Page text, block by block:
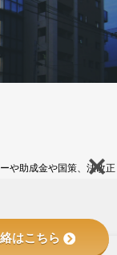
や助成金や国策、法改正
はこちら